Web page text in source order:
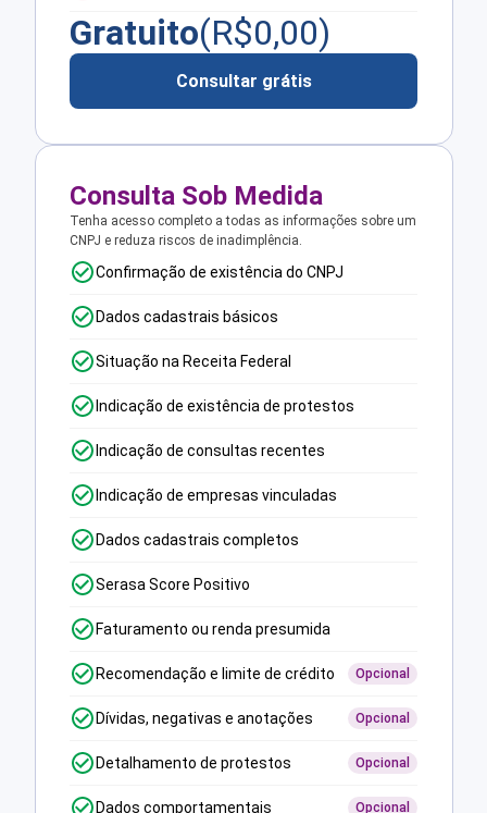
Gratuito(R$0,00)
Consultar grátis
Consulta Sob Medida
Tenha acesso completo a todas as informações sobre um
CNPJ e reduza riscos de inadimplência.
Confirmação de existência do CNPJ
Dados cadastrais básicos
Situação na Receita Federal
Indicação de existência de protestos
Indicação de consultas recentes
Indicação de empresas vinculadas
Dados cadastrais completos
Serasa Score Positivo
Faturamento ou renda presumida
Recomendação e limite de crédito Opcional
Dívidas, negativas e anotações Opcional
Detalhamento de protestos Opcional
Dados comportamentais Opcional